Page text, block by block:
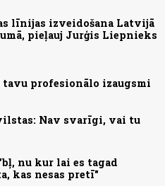
līnijas izveidošana Latvijā
pieļauj Jurģis Liepnieks
tavu profesionālo izaugsmi
Nav svarīgi, vai tu
nu kur lai es tagad
kas nesas pretī"